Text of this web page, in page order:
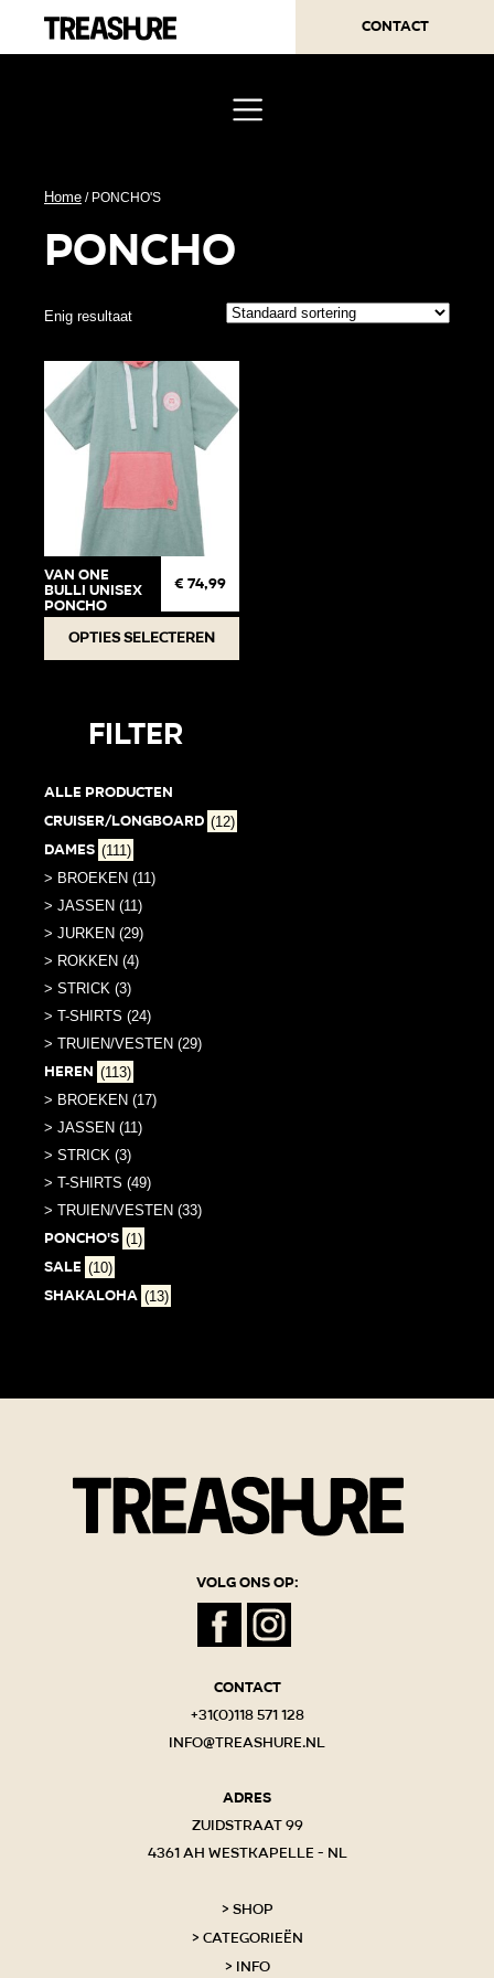
Contact
Home / PONCHO'S
poncho
Enig resultaat
VAN ONE
BULLI UNISEX
PONCHO
€ 74,99
Opties selecteren
product
Filter
Alle producten
Cruiser/Longboard (12)
Dames (111)
> BROEKEN (11)
> JASSEN (11)
> JURKEN (29)
> ROKKEN (4)
> STRICK (3)
> T-SHIRTS (24)
> TRUIEN/VESTEN (29)
Heren (113)
> BROEKEN (17)
> JASSEN (11)
> STRICK (3)
> T-SHIRTS (49)
> TRUIEN/VESTEN (33)
PONCHO'S (1)
SALE (10)
Shakaloha (13)
Volg ons op:
Contact
+31(0)118 571 128
info@treashure.nl
Adres
Zuidstraat 99
4361 AH Westkapelle - NL
Shop
Categorieën
Info